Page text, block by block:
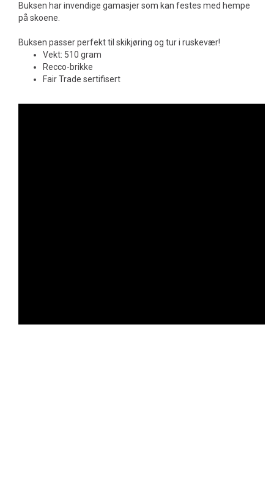
Buksen har invendige gamasjer som kan festes med hempe
på skoene.
Buksen passer perfekt til skikjøring og tur i ruskevær!
Vekt: 510 gram
Recco-brikke
Fair Trade sertifisert